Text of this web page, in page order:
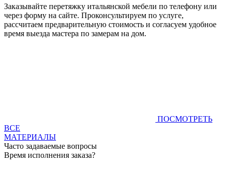
Заказывайте перетяжку итальянской мебели по телефону или
через форму на сайте. Проконсультируем по услуге,
рассчитаем предварительную стоимость и согласуем удобное
время выезда мастера по замерам на дом.
ПОСМОТРЕТЬ
ВСЕ
МАТЕРИАЛЫ
Часто задаваемые вопросы
Время исполнения заказа?